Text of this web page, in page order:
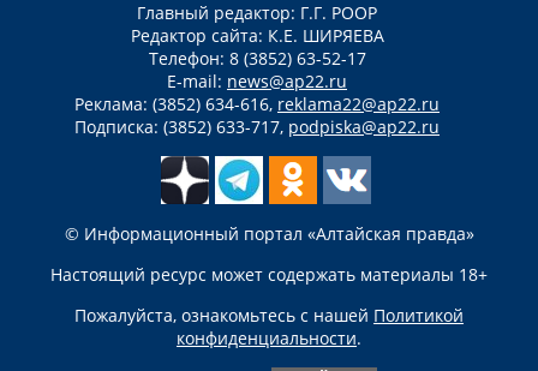
Главный редактор: Г.Г. РООР
Редактор сайта: К.Е. ШИРЯЕВА
Телефон: 8 (3852) 63-52-17
E-mail: news@ap22.ru
Реклама: (3852) 634-616, reklama22@ap22.ru
Подписка: (3852) 633-717, podpiska@ap22.ru
© Информационный портал «Алтайская правда»
Настоящий ресурс может содержать материалы 18+
Пожалуйста, ознакомьтесь с нашей Политикой
конфиденциальности.